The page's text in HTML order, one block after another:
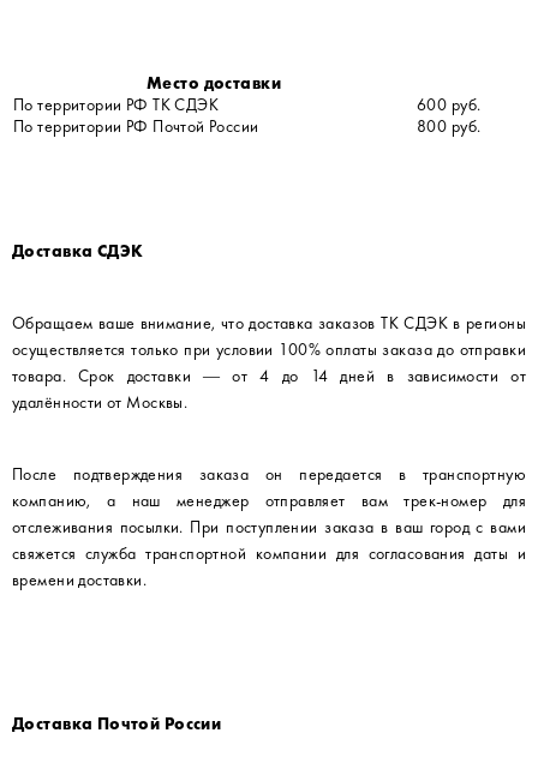
Место доставки
По территории РФ ТК СДЭК
600 руб.
По территории РФ Почтой России
800 руб.
Доставка СДЭК
Обращаем ваше внимание, что доставка заказов ТК СДЭК в регионы
осуществляется только при условии 100% оплаты заказа до отправки
товара. Срок доставки — от 4 до 14 дней в зависимости от
удалённости от Москвы.
После подтверждения заказа он передается в транспортную
компанию, а наш менеджер отправляет вам трек-номер для
отслеживания посылки. При поступлении заказа в ваш город с вами
свяжется служба транспортной компании для согласования даты и
времени доставки.
Доставка Почтой России